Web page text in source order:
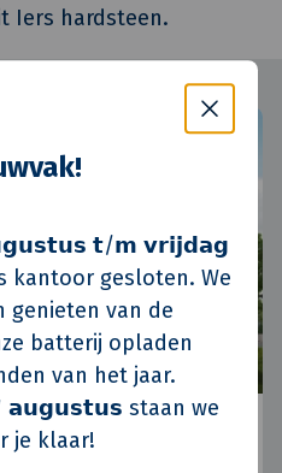
𝘁/𝗺 𝘃𝗿𝗶𝗷𝗱𝗮𝗴
gesloten. We
genieten van de
batterij opladen
van het jaar.
staan we
je klaar!
Iers hardsteen.